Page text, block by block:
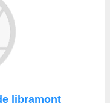
libramont